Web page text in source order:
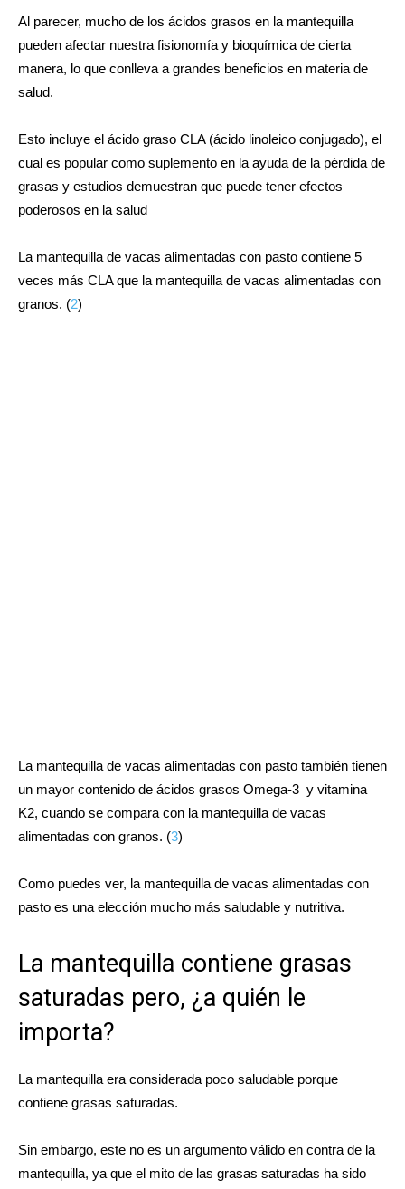
Al parecer, mucho de los ácidos grasos en la mantequilla
pueden afectar nuestra fisionomía y bioquímica de cierta
manera, lo que conlleva a grandes beneficios en materia de
salud.
Esto incluye el ácido graso CLA(ácido linoleico conjugado), el
cual es popular como suplemento en la ayuda de la pérdida de
grasas y estudios demuestran que puede tener efectos
poderosos en la salud
La mantequilla de vacas alimentadas con pasto contiene 5
veces más CLA que la mantequilla de vacas alimentadas con
granos. (2)
La mantequilla de vacas alimentadas con pasto también tienen
un mayor contenido de ácidos grasos Omega-3 y vitamina
K2, cuando se compara con la mantequilla de vacas
alimentadas con granos. (3)
Como puedes ver, la mantequilla de vacas alimentadas con
pasto es una elección mucho más saludable y nutritiva.
La mantequilla contiene grasas
saturadas pero, ¿a quién le
importa?
La mantequilla era considerada poco saludable porque
contiene grasas saturadas.
Sin embargo, este no es un argumento válido en contra de la
mantequilla, ya que el mito de las grasas saturadas ha sido